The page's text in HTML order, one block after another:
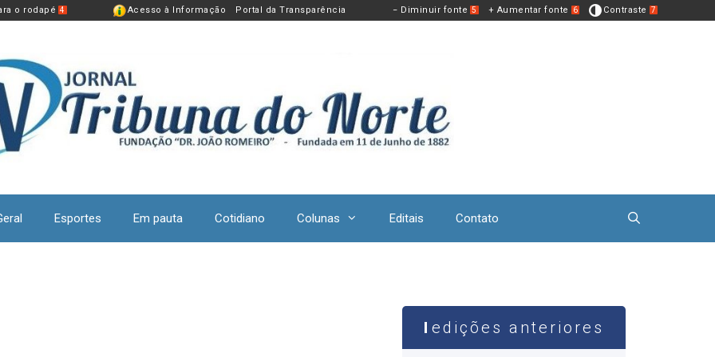
o rodapé 4 Acesso à Informação Portal da Transparência − Diminuir fonte 5 + Aumentar fonte 6 Contraste 7
Esportes Em pauta Cotidiano Colunas Editais Contato
edições anteriores